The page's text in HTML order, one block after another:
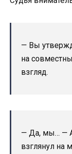
— Вы
на
взгляд.
— Да, мы… —
взглянул на